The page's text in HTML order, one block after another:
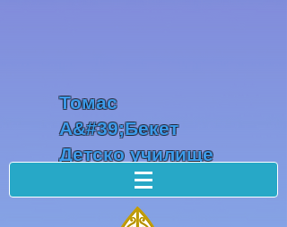
Томас
А&#39;Бекет
Детско училище